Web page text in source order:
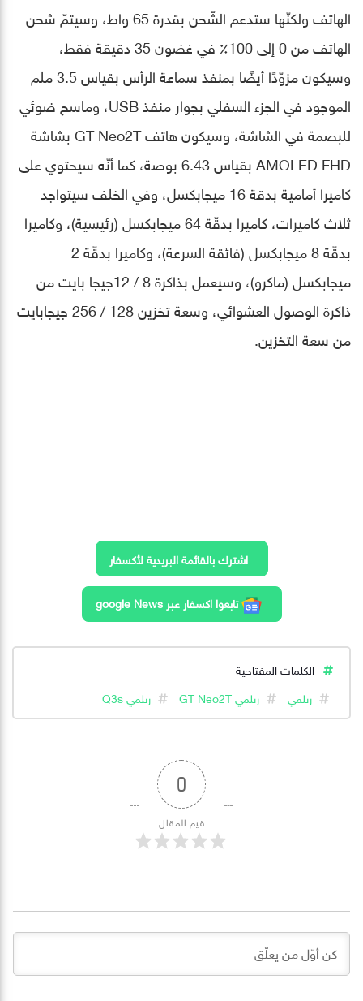
الهاتف ولكنّها ستدعم الشّحن بقدرة 65 واط، وسيتمّ شحن
الهاتف من 0 إلى 100٪ في غضون 35 دقيقة فقط،
وسيكون مزوّدًا أيضًا بمنفذ سماعة الرأس بقياس 3.5 ملم
الموجود في الجزء السفلي بجوار منفذ USB، وماسح ضوئي
للبصمة في الشاشة، وسيكون هاتف GT Neo2T بشاشة
AMOLED FHD بقياس 6.43 بوصة، كما أنّه سيحتوي على
كاميرا أمامية بدقة 16 ميجابكسل، وفي الخلف سيتواجد
ثلاث كاميرات، كاميرا بدقّة 64 ميجابكسل (رئيسية)، وكاميرا
بدقّة 8 ميجابكسل (فائقة السرعة)، وكاميرا بدقّة 2
ميجابكسل (ماكرو)، وسيعمل بذاكرة 8 / 12جيجا بايت من
ذاكرة الوصول العشوائي، وسعة تخزين 128 / 256 جيجابايت
من سعة التخزين.
اشترك بالقائمة البريدية لأكسفار
تابعوا اكسفار عبر google News
الكلمات المفتاحية
ريلمي
ريلمي GT Neo2T ريلمي Q3s
0
قيم المقال